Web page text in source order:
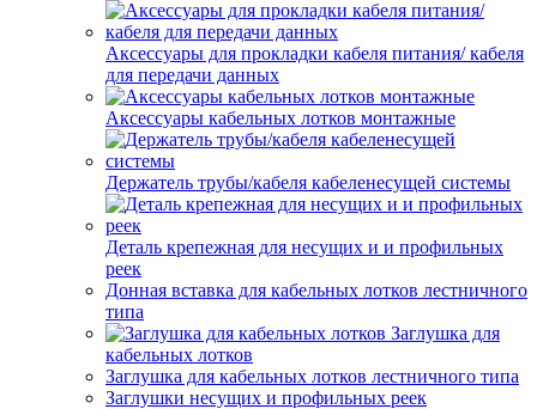
Аксессуары для прокладки кабеля питания/ кабеля
для передачи данных
Аксессуары кабельных лотков монтажные
Держатель трубы/кабеля кабеленесущей системы
Деталь крепежная для несущих и и профильных
реек
Донная вставка для кабельных лотков лестничного
типа
Заглушка для
кабельных лотков
Заглушка для кабельных лотков лестничного типа
Заглушки несущих и профильных реек